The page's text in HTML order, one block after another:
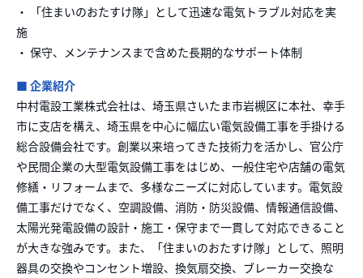
・ 「住まいのおたすけ隊」として迅速な電気トラブル対応を実
施
・ 保守、メンテナンスまで含めた長期的なサポート体制
■ 企業紹介
中村電設工業株式会社は、埼玉県さいたま市岩槻区に本社、幸手
市に支店を構え、埼玉県を中心に幅広い電気設備工事を手掛ける
総合設備会社です。創業以来培ってきた技術力を活かし、官公庁
や民間企業の大型電気設備工事をはじめ、一般住宅や店舗の電気
修繕・リフォームまで、多様なニーズに対応しています。電気設
備工事だけでなく、空調設備、消防・防災設備、情報通信設備、
太陽光発電設備の設計・施工・保守まで一貫して対応できること
が大きな強みです。また、「住まいのおたすけ隊」として、照明
器具の交換やコンセント増設、換気扇交換、ブレーカー交換な